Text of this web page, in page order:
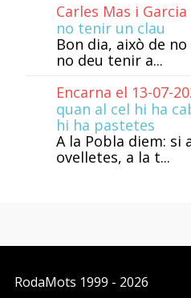
Carles Mas i
no tenir un clau
Bon dia, això de
no deu tenir a...
Encarna el 13-07-
quan al cel hi ha
hi ha pastetes
A la Pobla diem: si
ovelletes, a la t...
RodaMots 1999 - 2026